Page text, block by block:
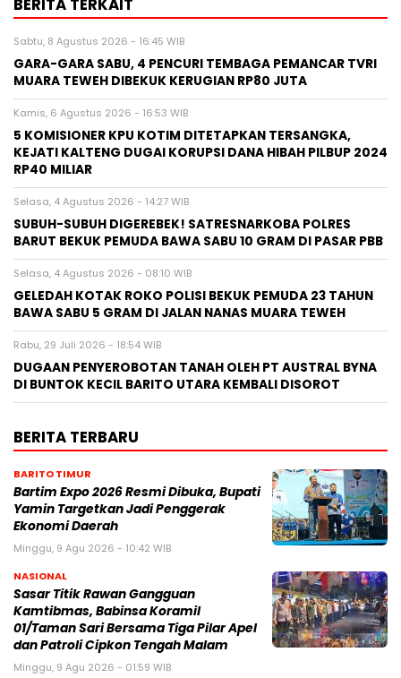
BERITA TERKAIT
Sabtu, 8 Agustus 2026 - 16:45 WIB
GARA-GARA SABU, 4 PENCURI TEMBAGA PEMANCAR TVRI
MUARA TEWEH DIBEKUK KERUGIAN RP80 JUTA
Kamis, 6 Agustus 2026 - 16:53 WIB
5 KOMISIONER KPU KOTIM DITETAPKAN TERSANGKA,
KEJATI KALTENG DUGAI KORUPSI DANA HIBAH PILBUP 2024
RP40 MILIAR
Selasa, 4 Agustus 2026 - 14:27 WIB
SUBUH-SUBUH DIGEREBEK! SATRESNARKOBA POLRES
BARUT BEKUK PEMUDA BAWA SABU 10 GRAM DI PASAR PBB
Selasa, 4 Agustus 2026 - 08:10 WIB
GELEDAH KOTAK ROKO POLISI BEKUK PEMUDA 23 TAHUN
BAWA SABU 5 GRAM DI JALAN NANAS MUARA TEWEH
Rabu, 29 Juli 2026 - 18:54 WIB
DUGAAN PENYEROBOTAN TANAH OLEH PT AUSTRAL BYNA
DI BUNTOK KECIL BARITO UTARA KEMBALI DISOROT
BERITA TERBARU
BARITO TIMUR
Bartim Expo 2026 Resmi Dibuka, Bupati
Yamin Targetkan Jadi Penggerak
Ekonomi Daerah
Minggu, 9 Agu 2026 - 10:42 WIB
NASIONAL
Sasar Titik Rawan Gangguan
Kamtibmas, Babinsa Koramil
01/Taman Sari Bersama Tiga Pilar Apel
dan Patroli Cipkon Tengah Malam
Minggu, 9 Agu 2026 - 01:59 WIB